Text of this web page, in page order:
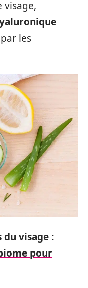
visage,
les
du visage :
pour